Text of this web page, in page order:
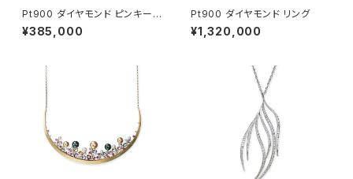
Pt900 ダイヤモンド ピンキーリ
ング
¥385,000
Pt900 ダイヤモンド リング
¥1,320,000